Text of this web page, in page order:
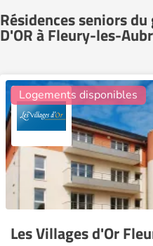
Résidences seniors du
D'OR à Fleury-les-
Les Villages d'Or
Logements disponibles